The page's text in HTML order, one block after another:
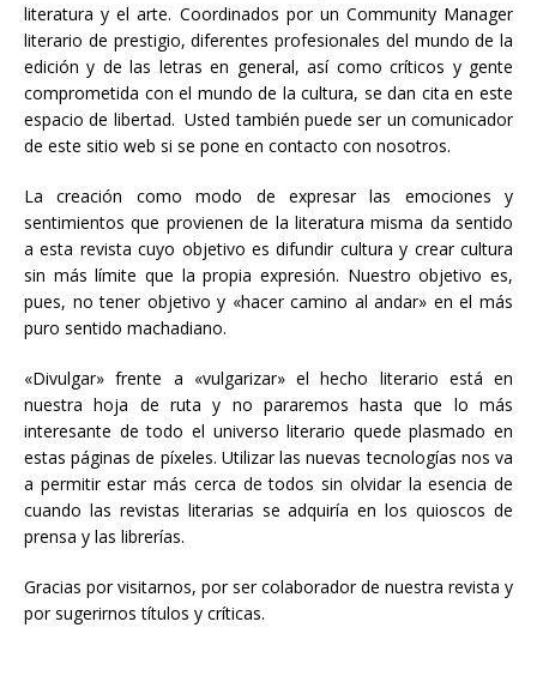
literatura y el arte. Coordinados por un Community Manager
literario de prestigio, diferentes profesionales del mundo de la
edición y de las letras en general, así como críticos y gente
comprometida con el mundo de la cultura, se dan cita en este
espacio de libertad. Usted también puede ser un comunicador
de este sitio web si se pone en contacto con nosotros.
La creación como modo de expresar las emociones y
sentimientos que provienen de la literatura misma da sentido
a esta revista cuyo objetivo es difundir cultura y crear cultura
sin más límite que la propia expresión. Nuestro objetivo es,
pues, no tener objetivo y «hacer camino al andar» en el más
puro sentido machadiano.
«Divulgar» frente a «vulgarizar» el hecho literario está en
nuestra hoja de ruta y no pararemos hasta que lo más
interesante de todo el universo literario quede plasmado en
estas páginas de píxeles. Utilizar las nuevas tecnologías nos va
a permitir estar más cerca de todos sin olvidar la esencia de
cuando las revistas literarias se adquiría en los quioscos de
prensa y las librerías.
Gracias por visitarnos, por ser colaborador de nuestra revista y
por sugerirnos títulos y críticas.